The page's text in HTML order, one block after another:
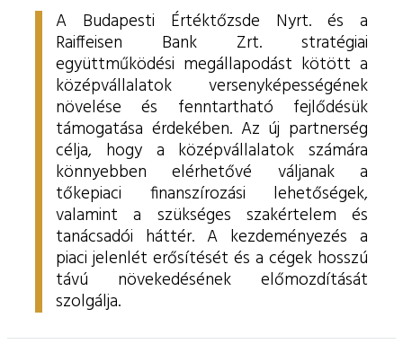
A Budapesti Értéktőzsde Nyrt. és a
Raiffeisen Bank Zrt. stratégiai
együttműködési megállapodást kötött a
középvállalatok versenyképességének
növelése és fenntartható fejlődésük
támogatása érdekében. Az új partnerség
célja, hogy a középvállalatok számára
könnyebben elérhetővé váljanak a
tőkepiaci finanszírozási lehetőségek,
valamint a szükséges szakértelem és
tanácsadói háttér. A kezdeményezés a
piaci jelenlét erősítését és a cégek hosszú
távú növekedésének előmozdítását
szolgálja.